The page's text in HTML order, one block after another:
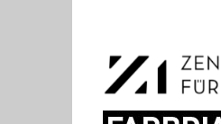
Navigation